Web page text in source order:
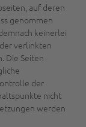
auf deren
genommen
keinerlei
verlinkten
Die Seiten
der
nicht
werden